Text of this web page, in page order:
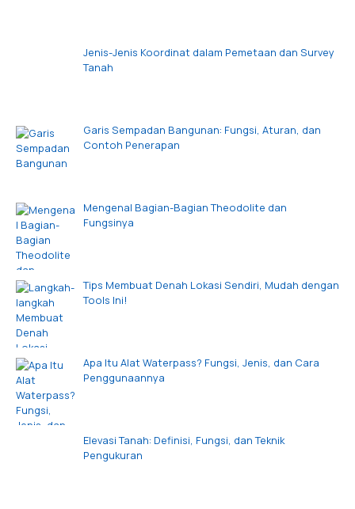
Jenis-Jenis Koordinat dalam Pemetaan dan Survey
Tanah
Garis Sempadan Bangunan: Fungsi, Aturan, dan
Contoh Penerapan
Mengenal Bagian-Bagian Theodolite dan
Fungsinya
Tips Membuat Denah Lokasi Sendiri, Mudah dengan
Tools Ini!
Apa Itu Alat Waterpass? Fungsi, Jenis, dan Cara
Penggunaannya
Elevasi Tanah: Definisi, Fungsi, dan Teknik
Pengukuran